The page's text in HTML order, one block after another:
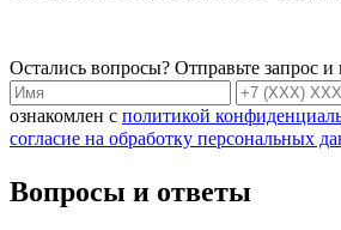
Остались вопросы? Отправьте запрос
ознакомлен с политикой
согласие на обработку персональных
Вопросы и ответы